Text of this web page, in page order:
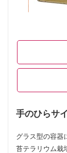
手のひらサ
グラス型の容器
苔テラリウム栽